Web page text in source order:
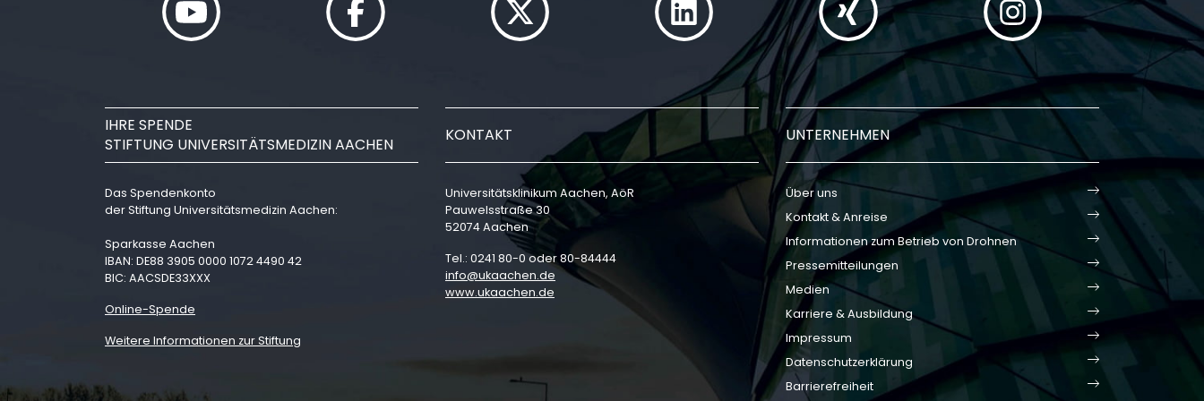
IHRE SPENDE
STIFTUNG UNIVERSITÄTSMEDIZIN AACHEN
Das Spendenkonto
der Stiftung Universitätsmedizin Aachen:
Sparkasse Aachen
IBAN: DE88 3905 0000 1072 4490 42
BIC: AACSDE33XXX
Online-Spende
Weitere Informationen zur Stiftung
KONTAKT
Universitätsklinikum Aachen, AöR
Pauwelsstraße 30
52074 Aachen
Tel.: 0241 80-0 oder 80-84444
info
ukaachen de
www.ukaachen.de
UNTERNEHMEN
Über uns
Kontakt & Anreise
Informationen zum Betrieb von Drohnen
Pressemitteilungen
Medien
Karriere & Ausbildung
Impressum
Datenschutzerklärung
Barrierefreiheit